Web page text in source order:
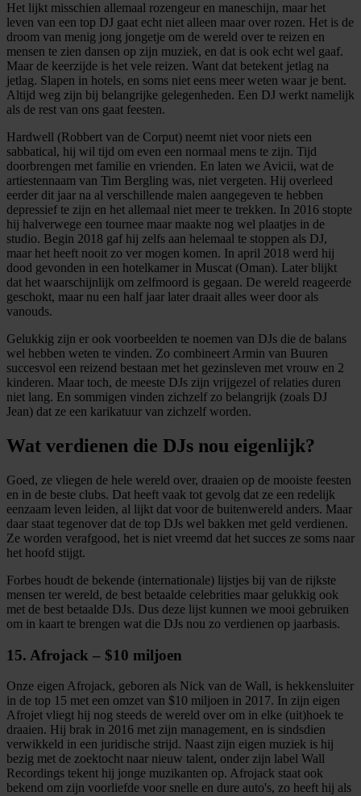
Het lijkt misschien allemaal rozengeur en maneschijn, maar het
leven van een top DJ gaat echt niet alleen maar over rozen. Het is de
droom van menig jong jongetje om de wereld over te reizen en
mensen te zien dansen op zijn muziek, en dat is ook echt wel gaaf.
Maar de keerzijde is het vele reizen. Want dat betekent jetlag na
jetlag. Slapen in hotels, en soms niet eens meer weten waar je bent.
Altijd weg zijn bij belangrijke gelegenheden. Een DJ werkt namelijk
als de rest van ons gaat feesten.
Hardwell (Robbert van de Corput) neemt niet voor niets een
sabbatical, hij wil tijd om even een normaal mens te zijn. Tijd
doorbrengen met familie en vrienden. En laten we Avicii, wat de
artiestennaam van Tim Bergling was, niet vergeten. Hij overleed
eerder dit jaar na al verschillende malen aangegeven te hebben
depressief te zijn en het allemaal niet meer te trekken. In 2016 stopte
hij halverwege een tournee maar maakte nog wel plaatjes in de
studio. Begin 2018 gaf hij zelfs aan helemaal te stoppen als DJ,
maar het heeft nooit zo ver mogen komen. In april 2018 werd hij
dood gevonden in een hotelkamer in Muscat (Oman). Later blijkt
dat het waarschijnlijk om zelfmoord is gegaan. De wereld reageerde
geschokt, maar nu een half jaar later draait alles weer door als
vanouds.
Gelukkig zijn er ook voorbeelden te noemen van DJs die de balans
wel hebben weten te vinden. Zo combineert Armin van Buuren
succesvol een reizend bestaan met het gezinsleven met vrouw en 2
kinderen. Maar toch, de meeste DJs zijn vrijgezel of relaties duren
niet lang. En sommigen vinden zichzelf zo belangrijk (zoals DJ
Jean) dat ze een karikatuur van zichzelf worden.
Wat verdienen die DJs nou eigenlijk?
Goed, ze vliegen de hele wereld over, draaien op de mooiste feesten
en in de beste clubs. Dat heeft vaak tot gevolg dat ze een redelijk
eenzaam leven leiden, al lijkt dat voor de buitenwereld anders. Maar
daar staat tegenover dat de top DJs wel bakken met geld verdienen.
Ze worden verafgood, het is niet vreemd dat het succes ze soms naar
het hoofd stijgt.
Forbes houdt de bekende (internationale) lijstjes bij van de rijkste
mensen ter wereld, de best betaalde celebrities maar gelukkig ook
met de best betaalde DJs. Dus deze lijst kunnen we mooi gebruiken
om in kaart te brengen wat die DJs nou zo verdienen op jaarbasis.
15. Afrojack – $10 miljoen
Onze eigen Afrojack, geboren als Nick van de Wall, is hekkensluiter
in de top 15 met een omzet van $10 miljoen in 2017. In zijn eigen
Afrojet vliegt hij nog steeds de wereld over om in elke (uit)hoek te
draaien. Hij brak in 2016 met zijn management, en is sindsdien
verwikkeld in een juridische strijd. Naast zijn eigen muziek is hij
bezig met de zoektocht naar nieuw talent, onder zijn label Wall
Recordings tekent hij jonge muzikanten op. Afrojack staat ook
bekend om zijn voorliefde voor snelle en dure auto's, zo heeft hij als